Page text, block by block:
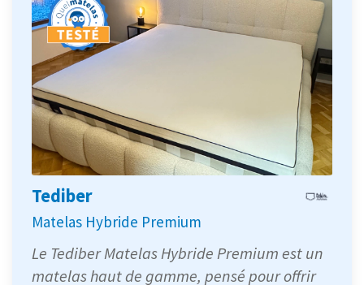
Tediber
Matelas Hybride Premium
Le Tediber Matelas Hybride Premium est un
matelas haut de gamme, pensé pour offrir